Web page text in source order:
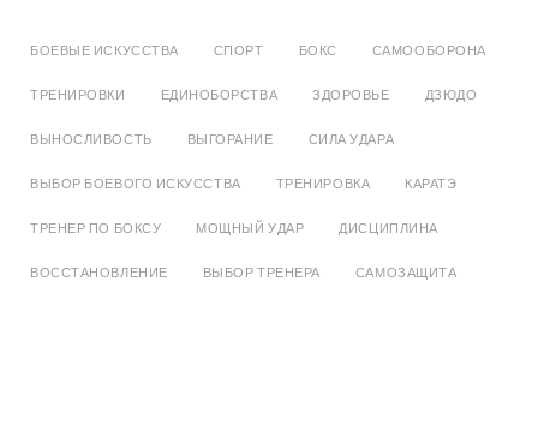
БОЕВЫЕ ИСКУССТВА СПОРТ БОКС САМООБОРОНА
ТРЕНИРОВКИ ЕДИНОБОРСТВА ЗДОРОВЬЕ ДЗЮДО
ВЫНОСЛИВОСТЬ ВЫГОРАНИЕ СИЛА УДАРА
ВЫБОР БОЕВОГО ИСКУССТВА ТРЕНИРОВКА КАРАТЭ
ТРЕНЕР ПО БОКСУ МОЩНЫЙ УДАР ДИСЦИПЛИНА
ВОССТАНОВЛЕНИЕ ВЫБОР ТРЕНЕРА САМОЗАЩИТА